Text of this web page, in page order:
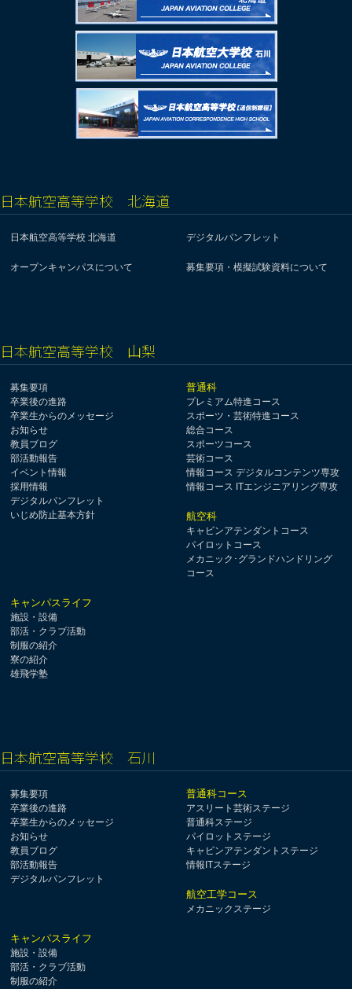
日本航空高等学校 北海道
日本航空高等学校 北海道 デジタルパンフレット
オープンキャンパスについて 募集要項・模擬試験資料について
日本航空高等学校 山梨
募集要項
卒業後の進路
卒業生からのメッセージ
お知らせ
教員ブログ
部活動報告
イベント情報
採用情報
デジタルパンフレット
いじめ防止基本方針
普通科
プレミアム特進コース
スポーツ・芸術特進コース
総合コース
スポーツコース
芸術コース
情報コース デジタルコンテンツ専攻
情報コース ITエンジニアリング専攻
航空科
キャビンアテンダントコース
パイロットコース
メカニック･グランドハンドリング
コース
キャンパスライフ
施設・設備
部活・クラブ活動
制服の紹介
寮の紹介
雄飛学塾
日本航空高等学校 石川
募集要項
卒業後の進路
卒業生からのメッセージ
お知らせ
教員ブログ
部活動報告
デジタルパンフレット
普通科コース
アスリート芸術ステージ
普通科ステージ
パイロットステージ
キャビンアテンダントステージ
情報ITステージ
航空工学コース
メカニックステージ
キャンパスライフ
施設・設備
部活・クラブ活動
制服の紹介